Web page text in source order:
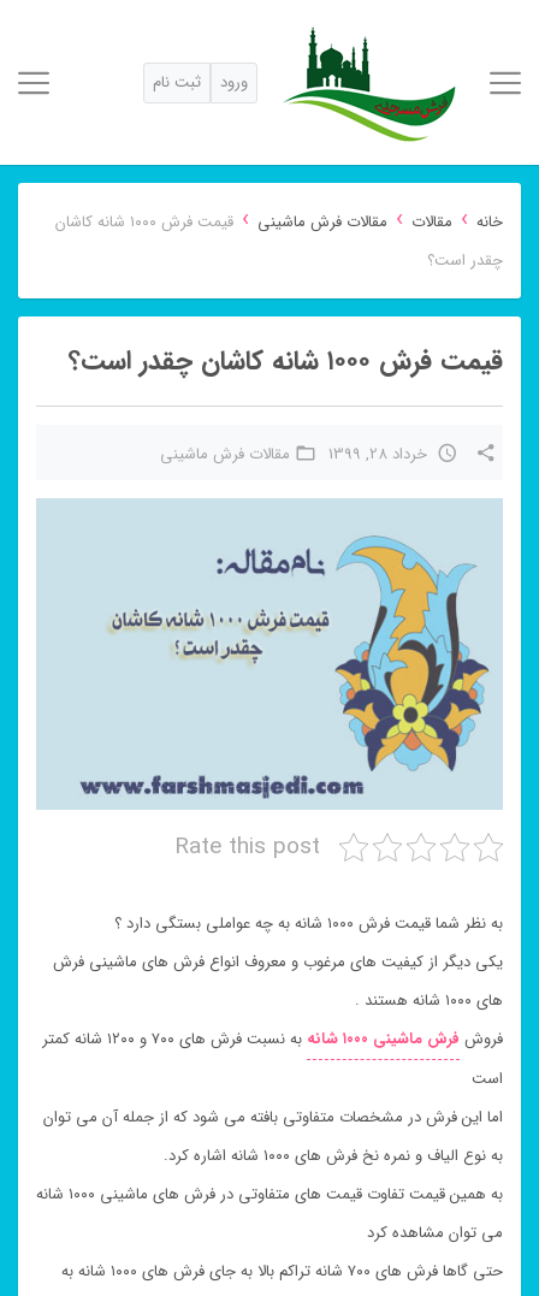
ورود ثبت نام
خانه › مقالات › مقالات فرش ماشینی ›
قیمت فرش ۱۰۰۰ شانه کاشان
چقدر است؟
قیمت فرش ۱۰۰۰ شانه کاشان چقدر است؟
خرداد 28, 1399 مقالات فرش ماشینی
Rate this post
به نظر شما قیمت فرش ۱۰۰۰ شانه به چه عواملی بستگی دارد ؟
یکی دیگر از کیفیت های مرغوب و معروف انواع فرش های ماشینی فرش
های ۱۰۰۰ شانه هستند .
فروش فرش ماشینی ۱۰۰۰ شانه
به نسبت فرش های ۷۰۰ و ۱۲۰۰ شانه کمتر
است
اما این فرش در مشخصات متفاوتی بافته می شود که از جمله آن می توان
به نوع الیاف و نمره نخ فرش های ۱۰۰۰ شانه اشاره کرد.
به همین قیمت تفاوت قیمت های متفاوتی در فرش های ماشینی ۱۰۰۰ شانه
می توان مشاهده کرد
حتی گاها فرش های ۷۰۰ شانه تراکم بالا به جای فرش های ۱۰۰۰ شانه به